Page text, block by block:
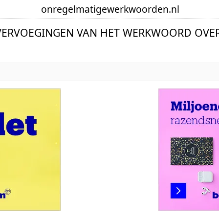
onregelmatigewerkwoorden.nl
VAN HET WERKWOORD